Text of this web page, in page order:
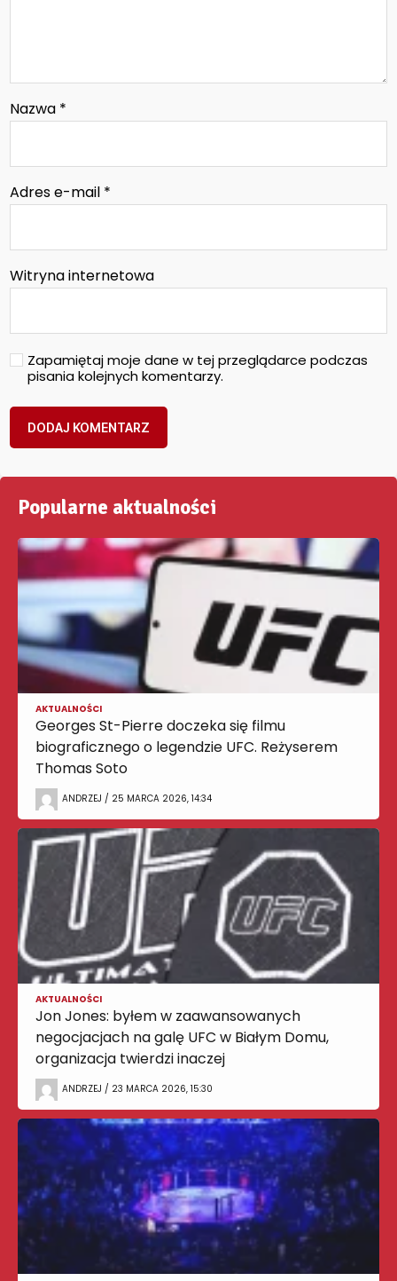
Nazwa *
Adres e-mail *
Witryna internetowa
Zapamiętaj moje dane w tej przeglądarce podczas
pisania kolejnych komentarzy.
Popularne aktualności
AKTUALNOŚCI
Georges St-Pierre doczeka się filmu
biograficznego o legendzie UFC. Reżyserem
Thomas Soto
ANDRZEJ / 25 MARCA 2026, 14:34
AKTUALNOŚCI
Jon Jones: byłem w zaawansowanych
negocjacjach na galę UFC w Białym Domu,
organizacja twierdzi inaczej
ANDRZEJ / 23 MARCA 2026, 15:30